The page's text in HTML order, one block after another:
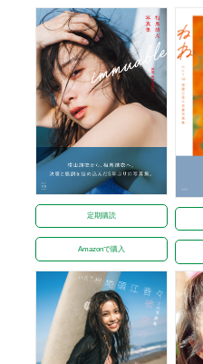
定期購読
Amazonで購入